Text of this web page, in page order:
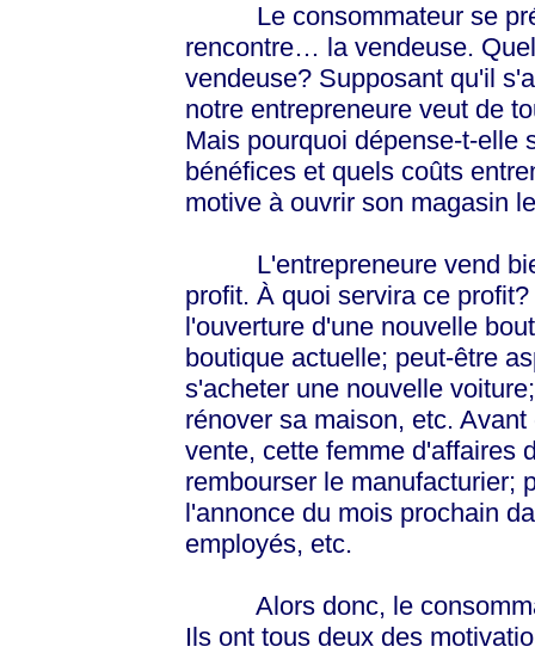
Le consommateur se
rencontre… la vendeuse.
vendeuse? Supposant qu'il
notre entrepreneure veut de
Mais pourquoi dépense-t-elle
bénéfices et quels coûts
motive à ouvrir son magasin
L'entrepreneure vend
profit. À quoi servira ce
l'ouverture d'une nouvelle
boutique actuelle; peut-être
s'acheter une nouvelle
rénover sa maison, etc.
vente, cette femme d'affaires
rembourser le manufacturier;
l'annonce du mois prochain
employés, etc.
Alors donc, le
Ils ont tous deux des